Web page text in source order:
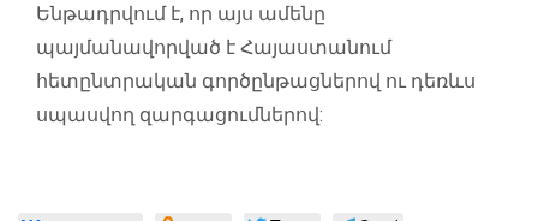
Ենթադրվում է, որ այս ամենը
պայմանավորված է Հայաստանում
հետընտրական գործընթացներով ու դեռևս
սպասվող զարգացումներով: